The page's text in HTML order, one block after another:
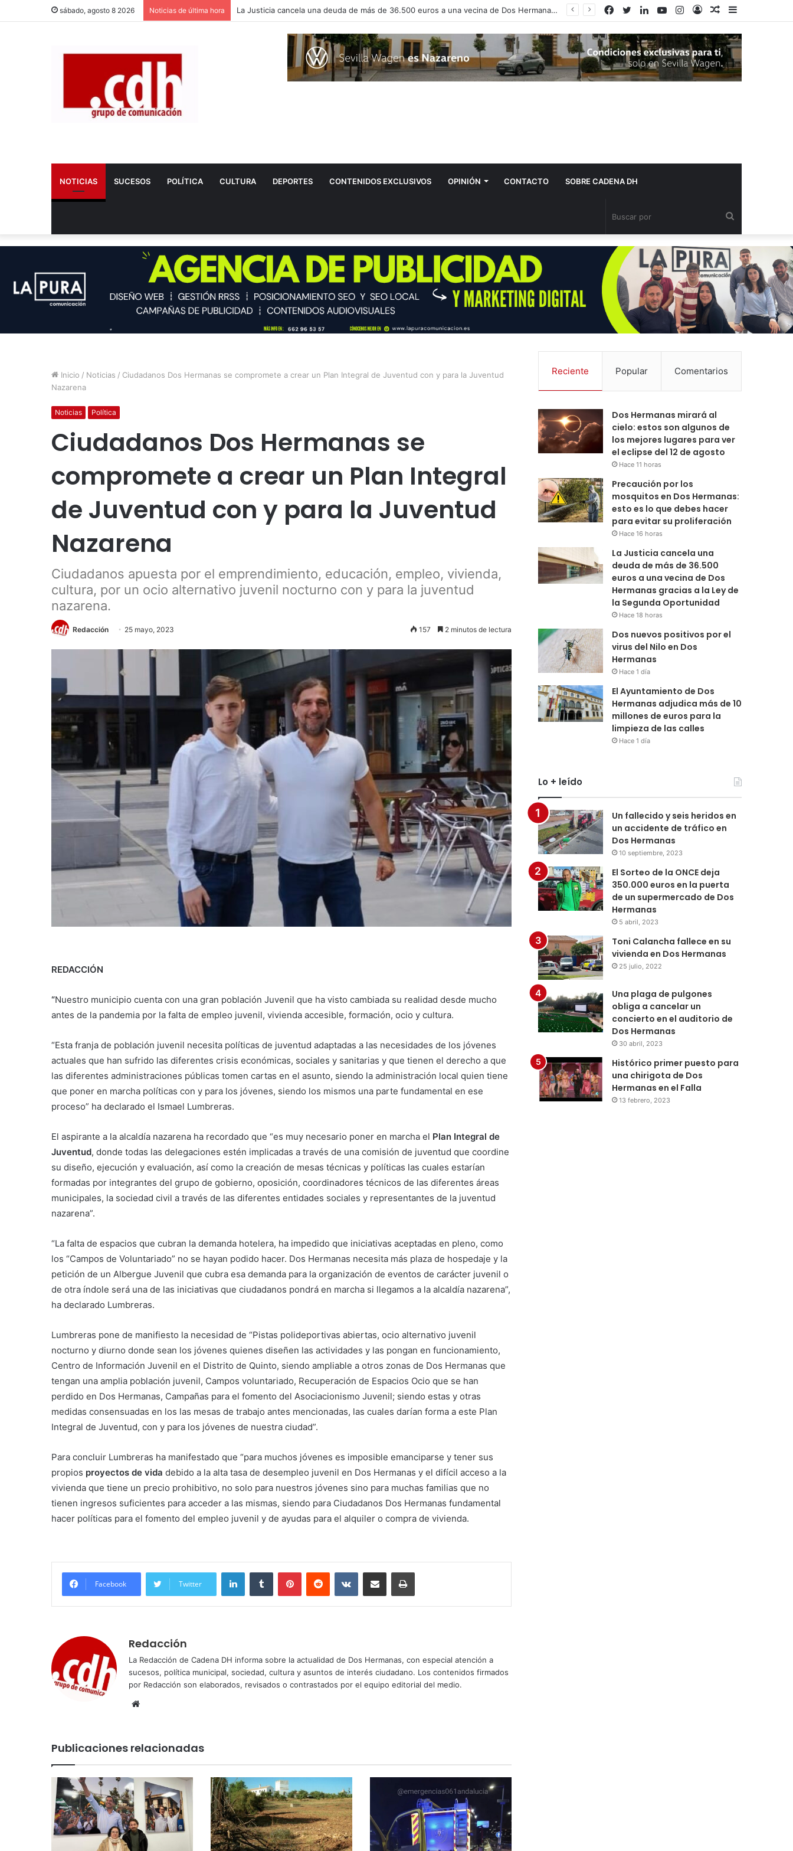
sábado, agosto 8 2026 Noticias de última hora Dos nuevos positivos por el virus del Nilo en Dos Hermanas
Barra
Publicación
azar
Acceso
Instagram
YouTube
LinkedIn
Twitter
Facebook
NOTICIAS SUCESOS POLÍTICA CULTURA DEPORTES CONTENIDOS EXCLUSIVOS OPINIÓN CONTACTO SOBRE CADENA DH
por
Inicio / Noticias / Ciudadanos Dos Hermanas se compromete a crear un Plan Integral de Juventud con y para la Juventud
Nazarena
Noticias Política
Ciudadanos Dos Hermanas se
compromete a crear un Plan Integral
de Juventud con y para la Juventud
Nazarena
Ciudadanos apuesta por el emprendimiento, educación, empleo, vivienda,
cultura, por un ocio alternativo juvenil nocturno con y para la juventud
nazarena.
Redacción 25 mayo, 2023 157 2 minutos de lectura
REDACCIÓN
“Nuestro municipio cuenta con una gran población Juvenil que ha visto cambiada su realidad desde mucho
antes de la pandemia por la falta de empleo juvenil, vivienda accesible, formación, ocio y cultura.
“Esta franja de población juvenil necesita políticas de juventud adaptadas a las necesidades de los jóvenes
actuales que han sufrido las diferentes crisis económicas, sociales y sanitarias y que tienen el derecho a que
las diferentes administraciones públicas tomen cartas en el asunto, siendo la administración local quien tiene
que poner en marcha políticas con y para los jóvenes, siendo los mismos una parte fundamental en ese
proceso” ha declarado el Ismael Lumbreras.
El aspirante a la alcaldía nazarena ha recordado que “es muy necesario poner en marcha el Plan Integral de
Juventud, donde todas las delegaciones estén implicadas a través de una comisión de juventud que coordine
su diseño, ejecución y evaluación, así como la creación de mesas técnicas y políticas las cuales estarían
formadas por integrantes del grupo de gobierno, oposición, coordinadores técnicos de las diferentes áreas
municipales, la sociedad civil a través de las diferentes entidades sociales y representantes de la juventud
nazarena”.
“La falta de espacios que cubran la demanda hotelera, ha impedido que iniciativas aceptadas en pleno, como
los “Campos de Voluntariado” no se hayan podido hacer. Dos Hermanas necesita más plaza de hospedaje y la
petición de un Albergue Juvenil que cubra esa demanda para la organización de eventos de carácter juvenil o
de otra índole será una de las iniciativas que ciudadanos pondrá en marcha si llegamos a la alcaldía nazarena”,
ha declarado Lumbreras.
Lumbreras pone de manifiesto la necesidad de “Pistas polideportivas abiertas, ocio alternativo juvenil
nocturno y diurno donde sean los jóvenes quienes diseñen las actividades y las pongan en funcionamiento,
Centro de Información Juvenil en el Distrito de Quinto, siendo ampliable a otros zonas de Dos Hermanas que
tengan una amplia población juvenil, Campos voluntariado, Recuperación de Espacios Ocio que se han
perdido en Dos Hermanas, Campañas para el fomento del Asociacionismo Juvenil; siendo estas y otras
medidas consensuadas en los las mesas de trabajo antes mencionadas, las cuales darían forma a este Plan
Integral de Juventud, con y para los jóvenes de nuestra ciudad”.
Para concluir Lumbreras ha manifestado que “para muchos jóvenes es imposible emanciparse y tener sus
propios proyectos de vida debido a la alta tasa de desempleo juvenil en Dos Hermanas y el difícil acceso a la
vivienda que tiene un precio prohibitivo, no solo para nuestros jóvenes sino para muchas familias que no
tienen ingresos suficientes para acceder a las mismas, siendo para Ciudadanos Dos Hermanas fundamental
hacer políticas para el fomento del empleo juvenil y de ayudas para el alquiler o compra de vivienda.
Facebook Twitter
LinkedInTumblr PinterestReddit VKontakteCompartir por correo electrónicoImprimir
Redacción
La Redacción de Cadena DH informa sobre la actualidad de Dos Hermanas, con especial atención a
sucesos, política municipal, sociedad, cultura y asuntos de interés ciudadano. Los contenidos firmados
por Redacción son elaborados, revisados o contrastados por el equipo editorial del medio.
Sitio
Publicaciones relacionadas
Reciente Popular Comentarios
Dos Hermanas mirará al
cielo: estos son algunos de
los mejores lugares para ver
el eclipse del 12 de agosto
Hace 11 horas
Precaución por los
mosquitos en Dos Hermanas:
esto es lo que debes hacer
para evitar su proliferación
Hace 16 horas
La Justicia cancela una
deuda de más de 36.500
euros a una vecina de Dos
Hermanas gracias a la Ley de
la Segunda Oportunidad
Hace 18 horas
Dos nuevos positivos por el
virus del Nilo en Dos
Hermanas
Hace 1 día
El Ayuntamiento de Dos
Hermanas adjudica más de 10
millones de euros para la
limpieza de las calles
Hace 1 día
Lo + leído
Un fallecido y seis heridos en
un accidente de tráfico en
Dos Hermanas
10 septiembre, 2023
El Sorteo de la ONCE deja
350.000 euros en la puerta
de un supermercado de Dos
Hermanas
5 abril, 2023
Toni Calancha fallece en su
vivienda en Dos Hermanas
25 julio, 2022
Una plaga de pulgones
obliga a cancelar un
concierto en el auditorio de
Dos Hermanas
30 abril, 2023
Histórico primer puesto para
una chirigota de Dos
Hermanas en el Falla
13 febrero, 2023